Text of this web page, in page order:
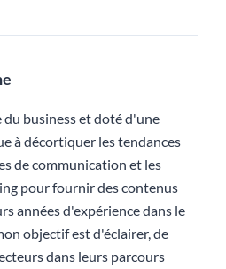
du business et doté d'une
à décortiquer les tendances
de communication et les
pour fournir des contenus
années d'expérience dans le
objectif est d'éclairer, de
dans leurs parcours